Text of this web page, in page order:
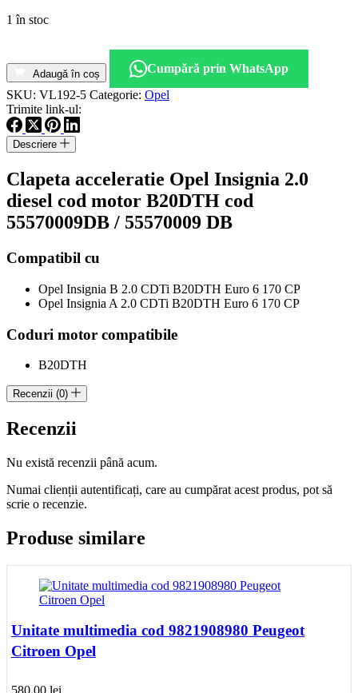
1 în stoc
Clapeta
acceleratie
Opel
Insignia
2.0
diesel
cod
B20DTH
cod
55570009DB
Adaugă în coș
Cumpără prin WhatsApp
SKU: VL192-5 Categorie: Opel
Trimite link-ul:
Descriere
Clapeta acceleratie Opel Insignia 2.0
diesel cod motor B20DTH cod
55570009DB / 55570009 DB
Compatibil cu
Opel Insignia B 2.0 CDTi B20DTH Euro 6 170 CP
Opel Insignia A 2.0 CDTi B20DTH Euro 6 170 CP
Coduri motor compatibile
B20DTH
Recenzii (0)
Recenzii
Nu există recenzii până acum.
Numai clienții autentificați, care au cumpărat acest produs, pot să
scrie o recenzie.
Produse similare
Unitate multimedia cod 9821908980 Peugeot
Citroen Opel
580.00 lei